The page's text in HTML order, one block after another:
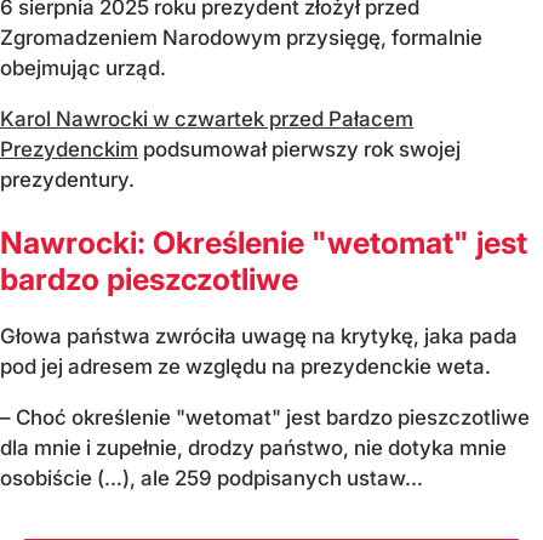
6 sierpnia 2025 roku prezydent złożył przed
Zgromadzeniem Narodowym przysięgę, formalnie
obejmując urząd.
Karol Nawrocki w czwartek przed Pałacem
Prezydenckim podsumował pierwszy rok swojej
prezydentury.
Nawrocki: Określenie "wetomat" jest
bardzo pieszczotliwe
Głowa państwa zwróciła uwagę na krytykę, jaka pada
pod jej adresem ze względu na prezydenckie weta.
– Choć określenie "wetomat" jest bardzo pieszczotliwe
dla mnie i zupełnie, drodzy państwo, nie dotyka mnie
osobiście (…), ale 259 podpisanych ustaw...